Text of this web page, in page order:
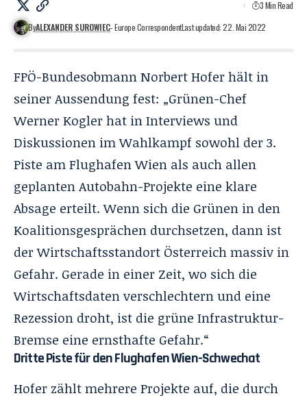
ByALEXANDER SUROWIEC- Europe CorrespondentLast updated: 22. Mai 2022
3 Min Read
FPÖ-Bundesobmann Norbert Hofer hält in
seiner Aussendung fest: „Grünen-Chef
Werner Kogler hat in Interviews und
Diskussionen im Wahlkampf sowohl der 3.
Piste am Flughafen Wien als auch allen
geplanten Autobahn-Projekte eine klare
Absage erteilt. Wenn sich die Grünen in den
Koalitionsgesprächen durchsetzen, dann ist
der Wirtschaftsstandort Österreich massiv in
Gefahr. Gerade in einer Zeit, wo sich die
Wirtschaftsdaten verschlechtern und eine
Rezession droht, ist die grüne Infrastruktur-
Bremse eine ernsthafte Gefahr.“
Dritte Piste für den Flughafen Wien-Schwechat
Hofer zählt mehrere Projekte auf, die durch